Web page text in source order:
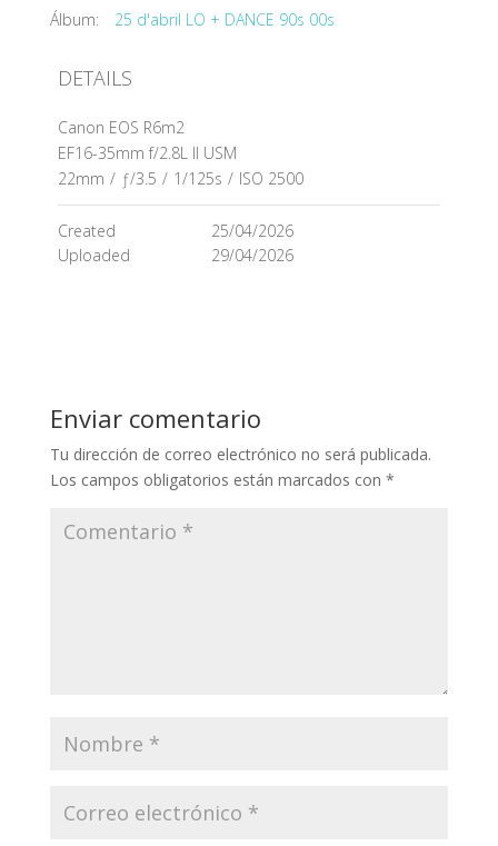
Álbum: 25 d'abril LO + DANCE 90s 00s
DETAILS
Canon EOS R6m2
EF16-35mm f/2.8L II USM
22mm / ƒ/3.5 / 1/125s / ISO 2500
Created
25/04/2026
Uploaded
29/04/2026
Enviar comentario
Tu dirección de correo electrónico no será publicada.
Los campos obligatorios están marcados con *